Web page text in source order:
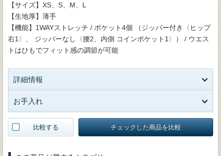
【サイズ】XS、S、M、L
【生地厚】薄手
【機能】1WAYストレッチ / ポケット4個 （ジッパー付き〈ヒップ
右1〉、 ジッパーなし〈腰2、内側 コインポケット1〉） / ウエス
トはひもでフィット感の調節が可能
詳細情報
お手入れ
比較する チェックした商品を比較